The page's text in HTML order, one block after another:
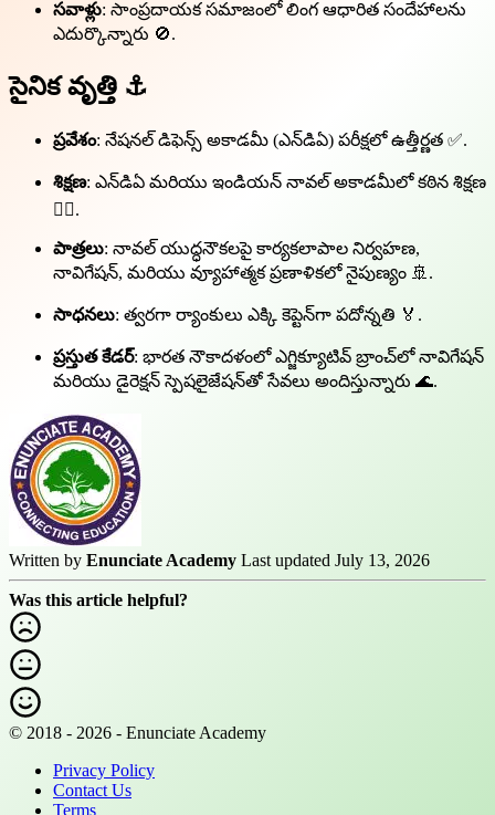
సవాళ్లు: సాంప్రదాయక సమాజంలో లింగ ఆధారిత సందేహాలను
ఎదుర్కొన్నారు 🚫.
సైనిక వృత్తి ⚓
ప్రవేశం: నేషనల్ డిఫెన్స్ అకాడమీ (ఎన్‌డిఏ) పరీక్షలో ఉత్తీర్ణత ✅.
శిక్షణ: ఎన్‌డిఏ మరియు ఇండియన్ నావల్ అకాడమీలో కఠిన శిక్షణ
🏋️‍♀️.
పాత్రలు: నావల్ యుద్ధనౌకలపై కార్యకలాపాల నిర్వహణ,
నావిగేషన్, మరియు వ్యూహాత్మక ప్రణాళికలో నైపుణ్యం 🚢.
సాధనలు: త్వరగా ర్యాంకులు ఎక్కి కెప్టెన్‌గా పదోన్నతి 🏅.
ప్రస్తుత కేడర్: భారత నౌకాదళంలో ఎగ్జిక్యూటివ్ బ్రాంచ్‌లో నావిగేషన్
మరియు డైరెక్షన్ స్పెషలైజేషన్‌తో సేవలు అందిస్తున్నారు 🌊.
Written by Enunciate Academy Last updated July 13, 2026
Was this article helpful?
© 2018 - 2026 - Enunciate Academy
Privacy Policy
Contact Us
Terms